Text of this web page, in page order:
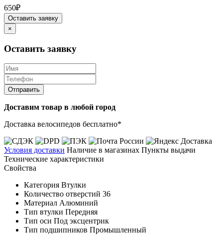
650₽
Оставить заявку
×
Оставить заявку
Отправить
Доставим товар в любой город
Доставка велосипедов бесплатно*
Условия доставки Наличие в магазинах Пункты выдачи
Технические характеристики
Свойства
Категория Втулки
Количество отверстий 36
Материал Алюминий
Тип втулки Передняя
Тип оси Под эксцентрик
Тип подшипников Промышленный